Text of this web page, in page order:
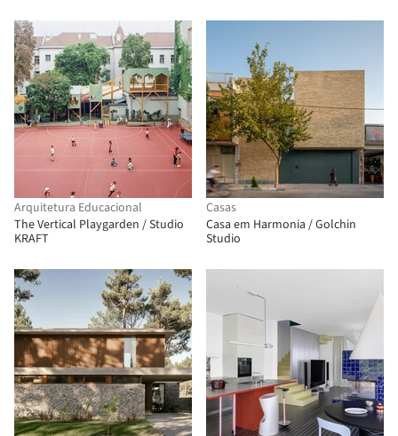
Arquitetura Educacional
The Vertical Playgarden / Studio
KRAFT
Casas
Casa em Harmonia / Golchin
Studio